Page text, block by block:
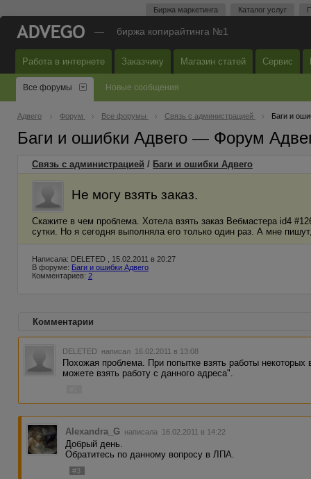
Биржа маркетинга Каталог услуг
— биржа копирайтинга №1
Работа в интернете Заказчику Магазин статей Сервис
Все форумы Новые сообщения
Адвего Форум Все форумы Связь с администрацией Баги и
Баги и ошибки Адвего — Форум
Связь с администрацией / Баги и ошибки Адвего
Не могу взять заказ.
Скажите в чем проблема. Хотела взять заказ Вебмастера id4
сутки. Но я сегодня выполняла его только один раз. А мне
Написала: DELETED , 15.02.2011 в 20:27
В форуме: Баги и ошибки Адвего
Комментариев: 2
Комментарии
DELETED написал 16.02.2011 в 13:08
Похожая проблема. При попытке взять работы
можете взять работу с данного адреса".
Alexandra_G написала 16.02.2011 в 14:22
Добрый день.
Обратитесь по данному вопросу в ЛПА.
#3